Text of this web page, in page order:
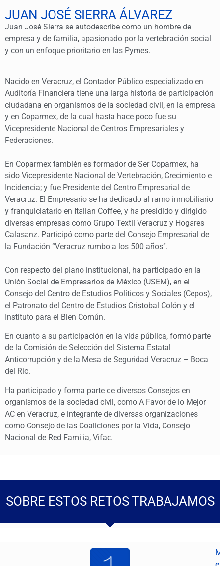
JUAN JOSÉ SIERRA ÁLVAREZ
Juan José Sierra se autodescribe como un hombre de
empresa y de familia, apasionado por la vertebración social
y con un enfoque prioritario en las Pymes.
Nacido en Veracruz, el Contador Público especializado en
Auditoría Financiera tiene una larga historia de participación
ciudadana en organismos de la sociedad civil, en la empresa
y en Coparmex, de la cual hasta hace poco fue su
Vicepresidente Nacional de Centros Empresariales y
Federaciones.
En Coparmex también es formador de Ser Coparmex, ha
sido Vicepresidente Nacional de Vertebración, Crecimiento e
Incidencia; y fue Presidente del Centro Empresarial de
Veracruz. El Empresario se ha dedicado al ramo inmobiliario
y franquiciatario en Italian Coffee, y ha presidido y dirigido
diversas empresas como Grupo Textil Veracruz y Hogares
Calasanz. Participó como parte del Consejo Empresarial de
la Fundación “Veracruz rumbo a los 500 años”.
Con respecto del plano institucional, ha participado en la
Unión Social de Empresarios de México (USEM), en el
Consejo del Centro de Estudios Políticos y Sociales (Cepos),
el Patronato del Centro de Estudios Cristobal Colón y el
Instituto para el Bien Común.
En cuanto a su participación en la vida pública, formó parte
de la Comisión de Selección del Sistema Estatal
Anticorrupción y de la Mesa de Seguridad Veracruz – Boca
del Río.
Ha participado y forma parte de diversos Consejos en
organismos de la sociedad civil, como A Favor de lo Mejor
AC en Veracruz, e integrante de diversas organizaciones
como Consejo de las Coaliciones por la Vida, Consejo
Nacional de Red Familia, Vifac.
SOBRE ESTOS RETOS TRABAJAMOS